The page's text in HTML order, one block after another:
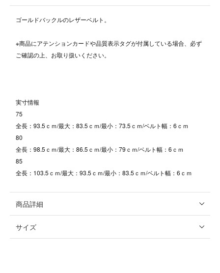
ゴールドバックルのレザーベルト。
※商品にアテンションカードや品質表示タグが付属している場合、必ず
ご確認の上、お取り扱いください。
実寸情報
75
全長：93.5ｃｍ/最大：83.5ｃｍ/最小：73.5ｃｍ/ベルト幅：6ｃｍ
80
全長：98.5ｃｍ/最大：86.5ｃｍ/最小：79ｃｍ/ベルト幅：6ｃｍ
85
全長：103.5ｃｍ/最大：93.5ｃｍ/最小：83.5ｃｍ/ベルト幅：6ｃｍ
商品詳細
サイズ